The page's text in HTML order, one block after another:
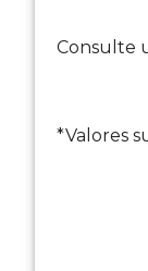
Consulte
*Valores